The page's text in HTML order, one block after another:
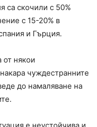
са скочили с 50%
с 15-20% в
и Гърция.
от някои
чуждестранните
до намаляване на